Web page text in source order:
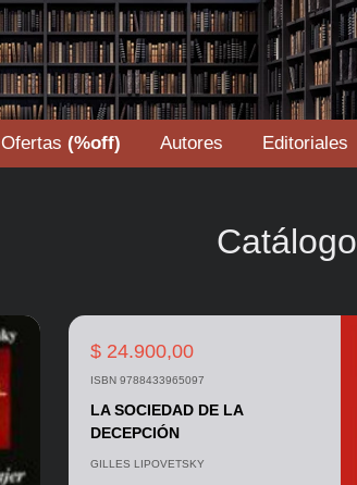
Ofertas (%off) Autores Editoriales
Catálogo
$ 24.900,00
ISBN 9788433965097
LA SOCIEDAD DE LA
DECEPCIÓN
GILLES LIPOVETSKY